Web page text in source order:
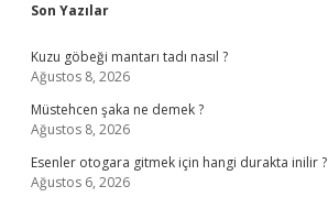
Sidebar
Son Yazılar
Kuzu göbeği mantarı tadı nasıl ?
Ağustos 8, 2026
Müstehcen şaka ne demek ?
Ağustos 8, 2026
Esenler otogara gitmek için hangi durakta inilir ?
Ağustos 6, 2026